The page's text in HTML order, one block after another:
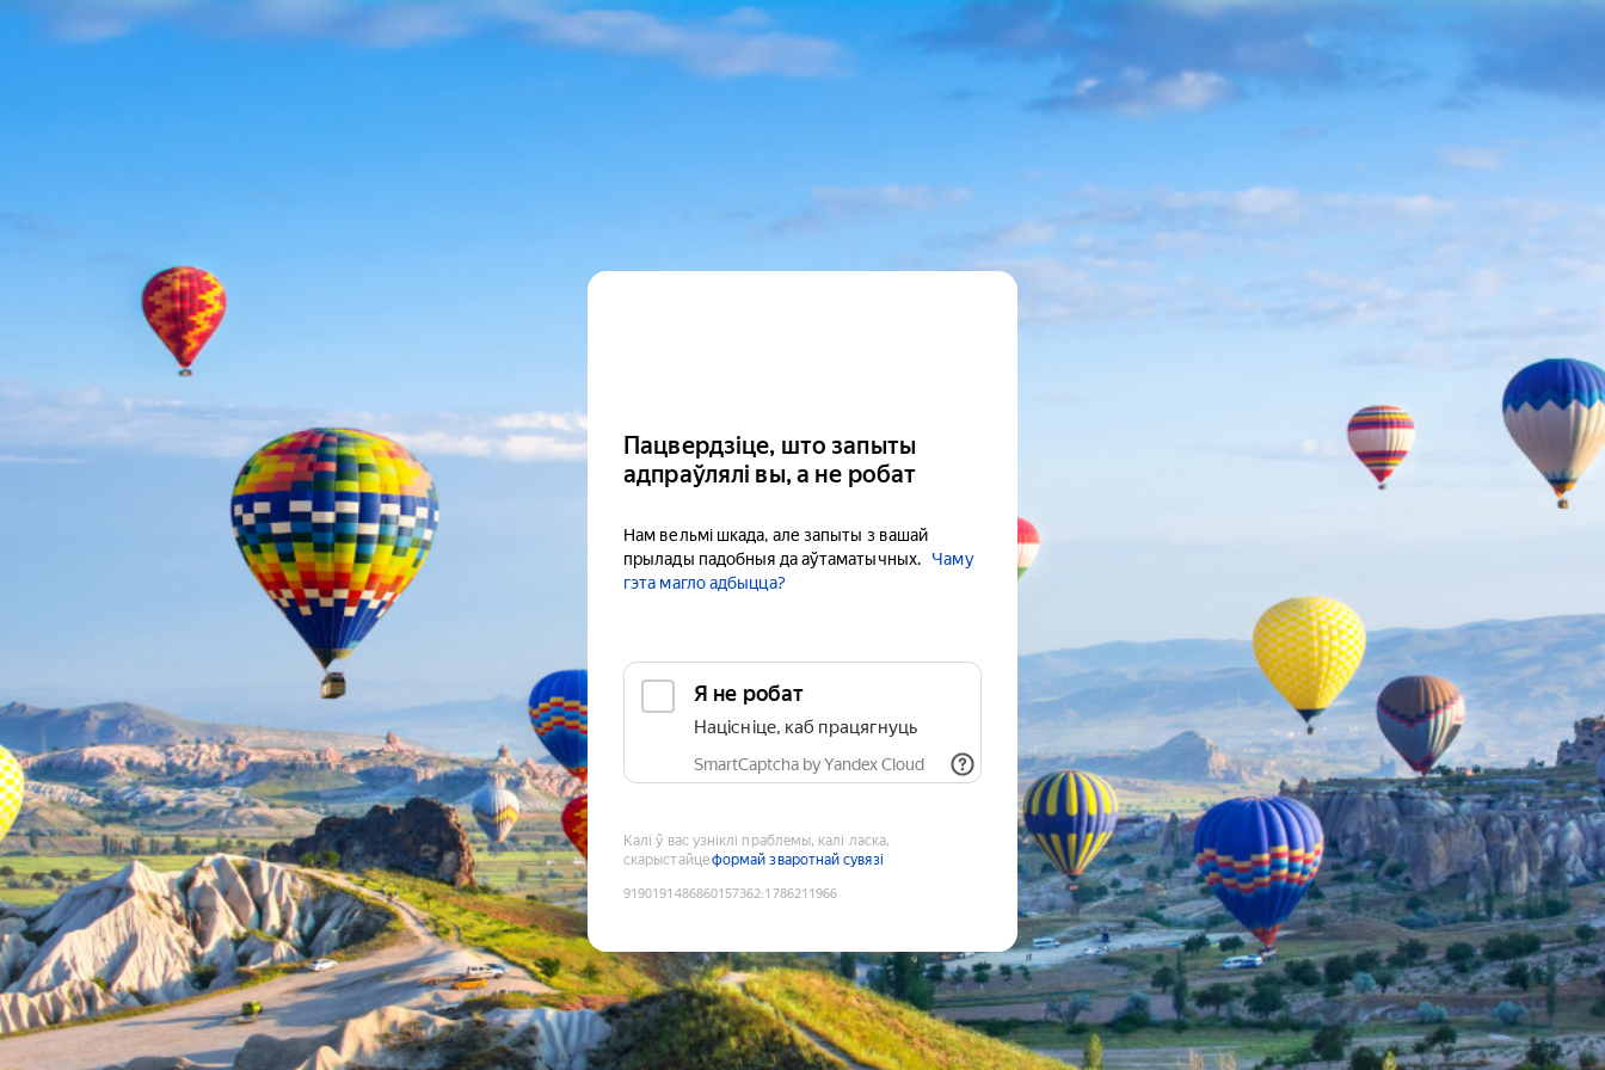
Пацвердзіце, што запыты
адпраўлялі вы, а не робат
Нам вельмі шкада, але запыты з вашай
прылады падобныя да аўтаматычных.
Чаму
гэта магло адбыцца?
Я не робат
Націсніце, каб працягнуць
SmartCaptcha by Yandex Cloud
Калі ў вас узніклі праблемы, калі ласка,
скарыстайцеформай зваротнай сувязі
9190191486860157362:1786211966